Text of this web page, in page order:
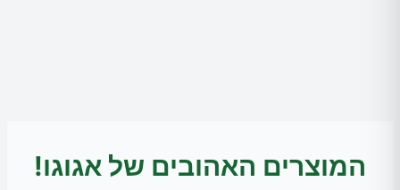
המוצרים האהובים של אגוגו!